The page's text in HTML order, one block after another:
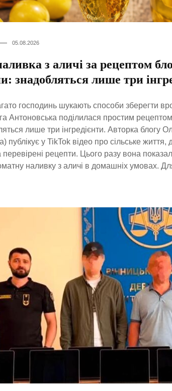
05.08.2026
з аличі за рецептом
знадобляться лише три
господинь шукають способи зберегти
Антоновська поділилася простим
лише три інгредієнти. Авторка блогу
публікує у TikTok відео про сільське
перевірені рецепти. Цього разу вона
наливку з аличі в домашніх умовах.